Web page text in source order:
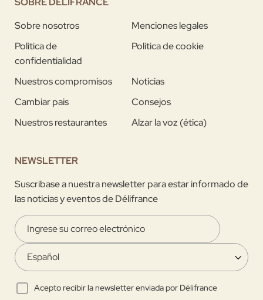
Sobre nosotros
Menciones legales
Politica de
confidentialidad
Politica de cookie
Nuestros compromisos
Noticias
Cambiar pais
Consejos
Nuestros restaurantes
Alzar la voz (ética)
NEWSLETTER
Suscribase a nuestra newsletter para estar informado de
las noticias y eventos de Délifrance
Acepto recibir la newsletter enviada por Délifrance